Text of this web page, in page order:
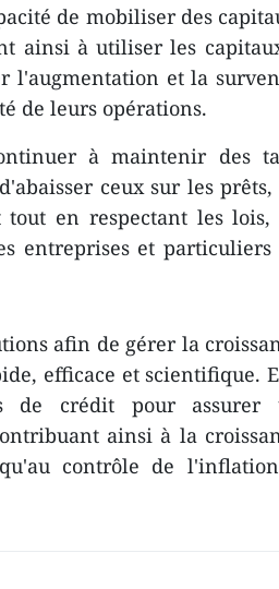
de mobiliser des
ainsi à utiliser les
l'augmentation et la
de leurs opérations.
à maintenir des
ceux sur les prêts,
en respectant les lois,
entreprises et particuliers
afin de gérer la
efficace et scientifique.
de crédit pour assurer
ainsi à la
contrôle de